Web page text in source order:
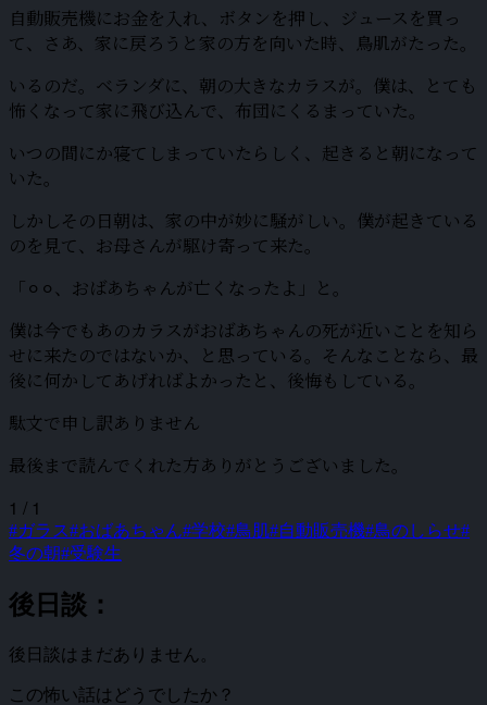
自動販売機にお金を入れ、ボタンを押し、ジュースを買っ
て、さあ、家に戻ろうと家の方を向いた時、鳥肌がたった。
いるのだ。ベランダに、朝の大きなカラスが。僕は、とても
怖くなって家に飛び込んで、布団にくるまっていた。
いつの間にか寝てしまっていたらしく、起きると朝になって
いた。
しかしその日朝は、家の中が妙に騒がしい。僕が起きている
のを見て、お母さんが駆け寄って来た。
「⚪︎⚪︎、おばあちゃんが亡くなったよ」と。
僕は今でもあのカラスがおばあちゃんの死が近いことを知ら
せに来たのではないか、と思っている。そんなことなら、最
後に何かしてあげればよかったと、後悔もしている。
駄文で申し訳ありません
最後まで読んでくれた方ありがとうございました。
1 / 1
#ガラス#おばあちゃん#学校#鳥肌#自動販売機#鳥のしらせ#
冬の朝#受験生
後日談：
後日談はまだありません。
この怖い話はどうでしたか？